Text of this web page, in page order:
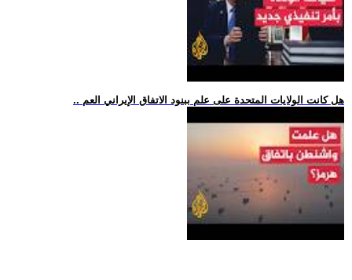
.. هل كانت الولايات المتحدة على علم ببنود الاتفاق الإيراني العم